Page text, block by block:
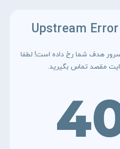
Upstream
هدف شما رخ داده است! لطفا
مقصد تماس بگیرید.